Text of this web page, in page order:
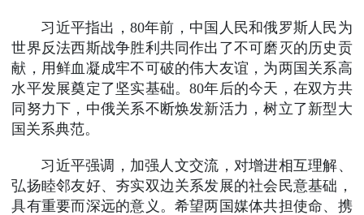
习近平指出，80年前，中国人民和俄罗斯人民为
世界反法西斯战争胜利共同作出了不可磨灭的历史贡
献，用鲜血凝成牢不可破的伟大友谊，为两国关系高
水平发展奠定了坚实基础。80年后的今天，在双方共
同努力下，中俄关系不断焕发新活力，树立了新型大
国关系典范。
习近平强调，加强人文交流，对增进相互理解、
弘扬睦邻友好、夯实双边关系发展的社会民意基础，
具有重要而深远的意义。希望两国媒体共担使命、携